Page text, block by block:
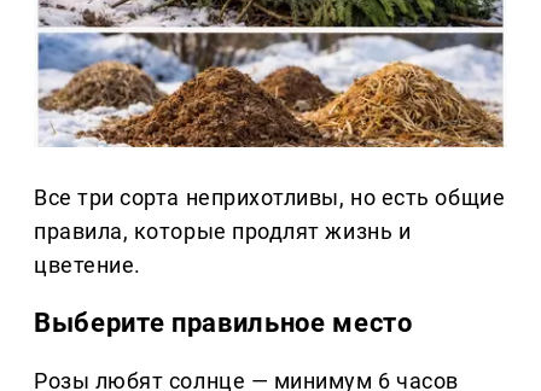
Все три сорта неприхотливы, но есть общие
правила, которые продлят жизнь и
цветение.
Выберите правильное место
Розы любят солнце — минимум 6 часов